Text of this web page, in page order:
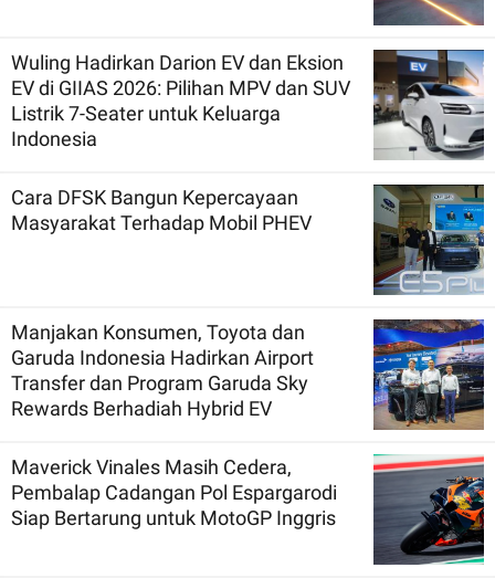
Wuling Hadirkan Darion EV dan Eksion
EV di GIIAS 2026: Pilihan MPV dan SUV
Listrik 7-Seater untuk Keluarga
Indonesia
Cara DFSK Bangun Kepercayaan
Masyarakat Terhadap Mobil PHEV
Manjakan Konsumen, Toyota dan
Garuda Indonesia Hadirkan Airport
Transfer dan Program Garuda Sky
Rewards Berhadiah Hybrid EV
Maverick Vinales Masih Cedera,
Pembalap Cadangan Pol Espargarodi
Siap Bertarung untuk MotoGP Inggris